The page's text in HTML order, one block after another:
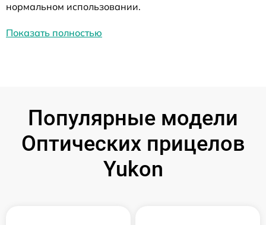
нормальном использовании.
Показать полностью
Популярные модели
Оптических прицелов
Yukon